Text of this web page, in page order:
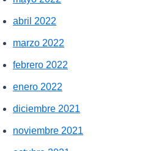
abril 2022
marzo 2022
febrero 2022
enero 2022
diciembre 2021
noviembre 2021